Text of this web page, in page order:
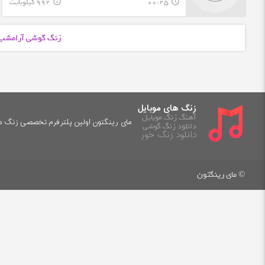
00:25 992 کیلوبایت
زنگ گوشی
زنگ های موبایل
آهنگ زنگ موبایل
دانلود زنگ گوشی
دانلود زنگ خور
مای رینگتون اولین پلترفرم تخصصی زنگ
© مای رینگتون